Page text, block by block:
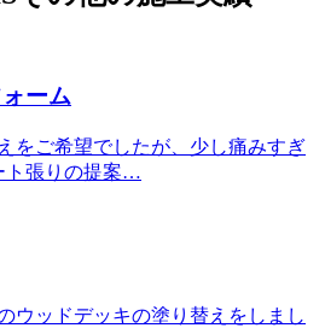
ーム
をご希望でしたが、少し痛みすぎ
ト張りの提案…
ウッドデッキの塗り替えをしまし